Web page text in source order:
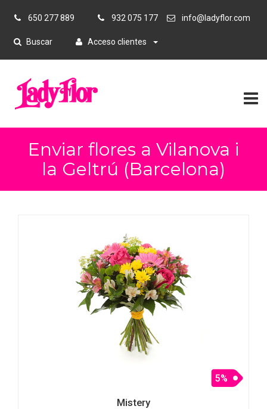
650 277 889 932 075 177 info@ladyflor.com
Buscar Acceso clientes
Enviar flores a Vilanova i
la Geltrú (Barcelona)
Mistery
5%